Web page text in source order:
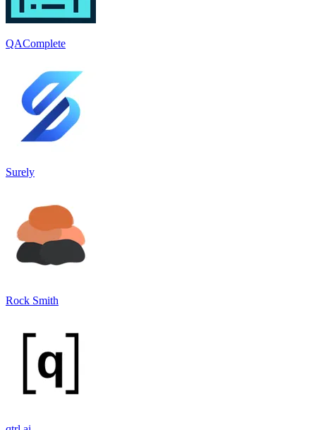
QAComplete
Surely
Rock Smith